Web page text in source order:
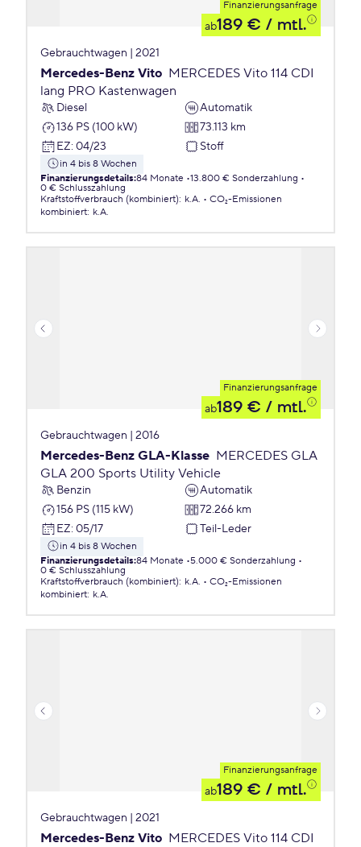
Finanzierungsanfrage
ab189 € / mtl.
Gebrauchtwagen | 2021
Mercedes-Benz Vito MERCEDES Vito 114 CDI
lang PRO Kastenwagen
Diesel
Automatik
136 PS (100 kW)
73.113 km
EZ: 04/23 Stoff
in 4 bis 8 Wochen
Finanzierungsdetails:84 Monate 13.800 € Sonderzahlung
0 € Schlusszahlung
Kraftstoffverbrauch (kombiniert): k.A.
CO₂-Emissionen
kombiniert: k.A.
Finanzierungsanfrage
ab189 € / mtl.
Gebrauchtwagen | 2016
Mercedes-Benz GLA-Klasse MERCEDES GLA
GLA 200 Sports Utility Vehicle
Benzin
Automatik
156 PS (115 kW)
72.266 km
EZ: 05/17 Teil-Leder
in 4 bis 8 Wochen
Finanzierungsdetails:84 Monate 5.000 € Sonderzahlung
0 € Schlusszahlung
Kraftstoffverbrauch (kombiniert): k.A.
CO₂-Emissionen
kombiniert: k.A.
Finanzierungsanfrage
ab189 € / mtl.
Gebrauchtwagen | 2021
Mercedes-Benz Vito MERCEDES Vito 114 CDI